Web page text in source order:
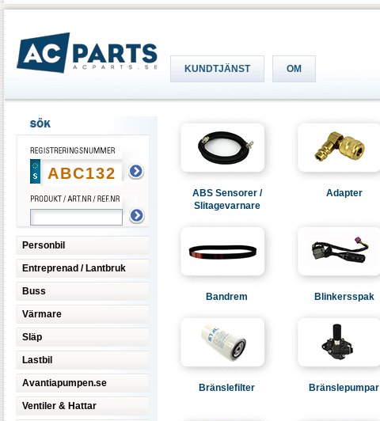
KUNDTJÄNST OM
Personbil
Entreprenad / Lantbruk
Buss
Värmare
Släp
Lastbil
Avantiapumpen.se
Ventiler & Hattar
ABS Sensorer /
Slitagevarnare
Adapter
Bandrem Blinkersspak
Bränslefilter Bränslepumpar